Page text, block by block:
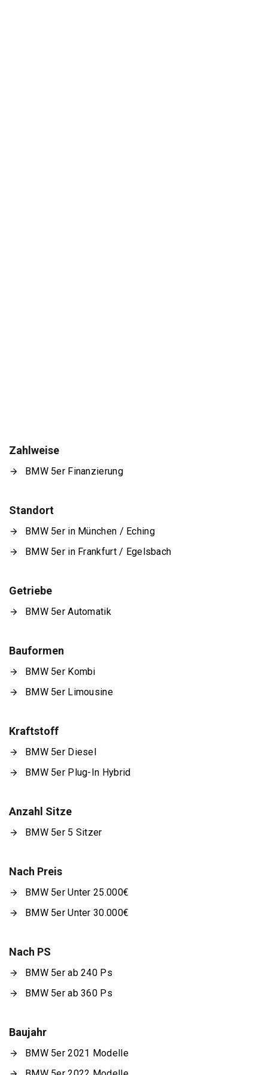
Zahlweise
BMW 5er Finanzierung
Standort
BMW 5er in München / Eching
BMW 5er in Frankfurt / Egelsbach
Getriebe
BMW 5er Automatik
Bauformen
BMW 5er Kombi
BMW 5er Limousine
Kraftstoff
BMW 5er Diesel
BMW 5er Plug-In Hybrid
Anzahl Sitze
BMW 5er 5 Sitzer
Nach Preis
BMW 5er Unter 25.000€
BMW 5er Unter 30.000€
Nach PS
BMW 5er ab 240 Ps
BMW 5er ab 360 Ps
Baujahr
BMW 5er 2021 Modelle